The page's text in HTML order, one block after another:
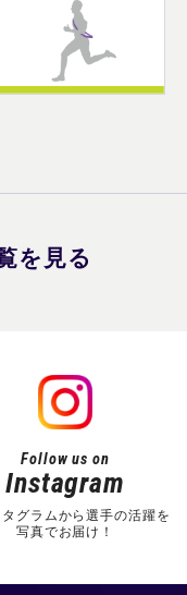
を見る
Follow us on
Instagram
グラムから選手の活躍を
写真でお届け！